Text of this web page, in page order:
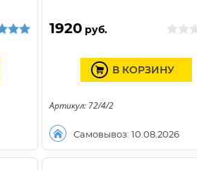
1920 руб.
Самовывоз: 10.08.2026
В КОРЗИНУ
Артикул: 72/4/2